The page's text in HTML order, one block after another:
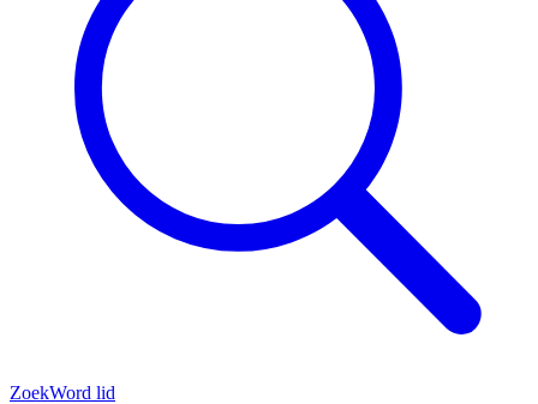
ZoekWord lid